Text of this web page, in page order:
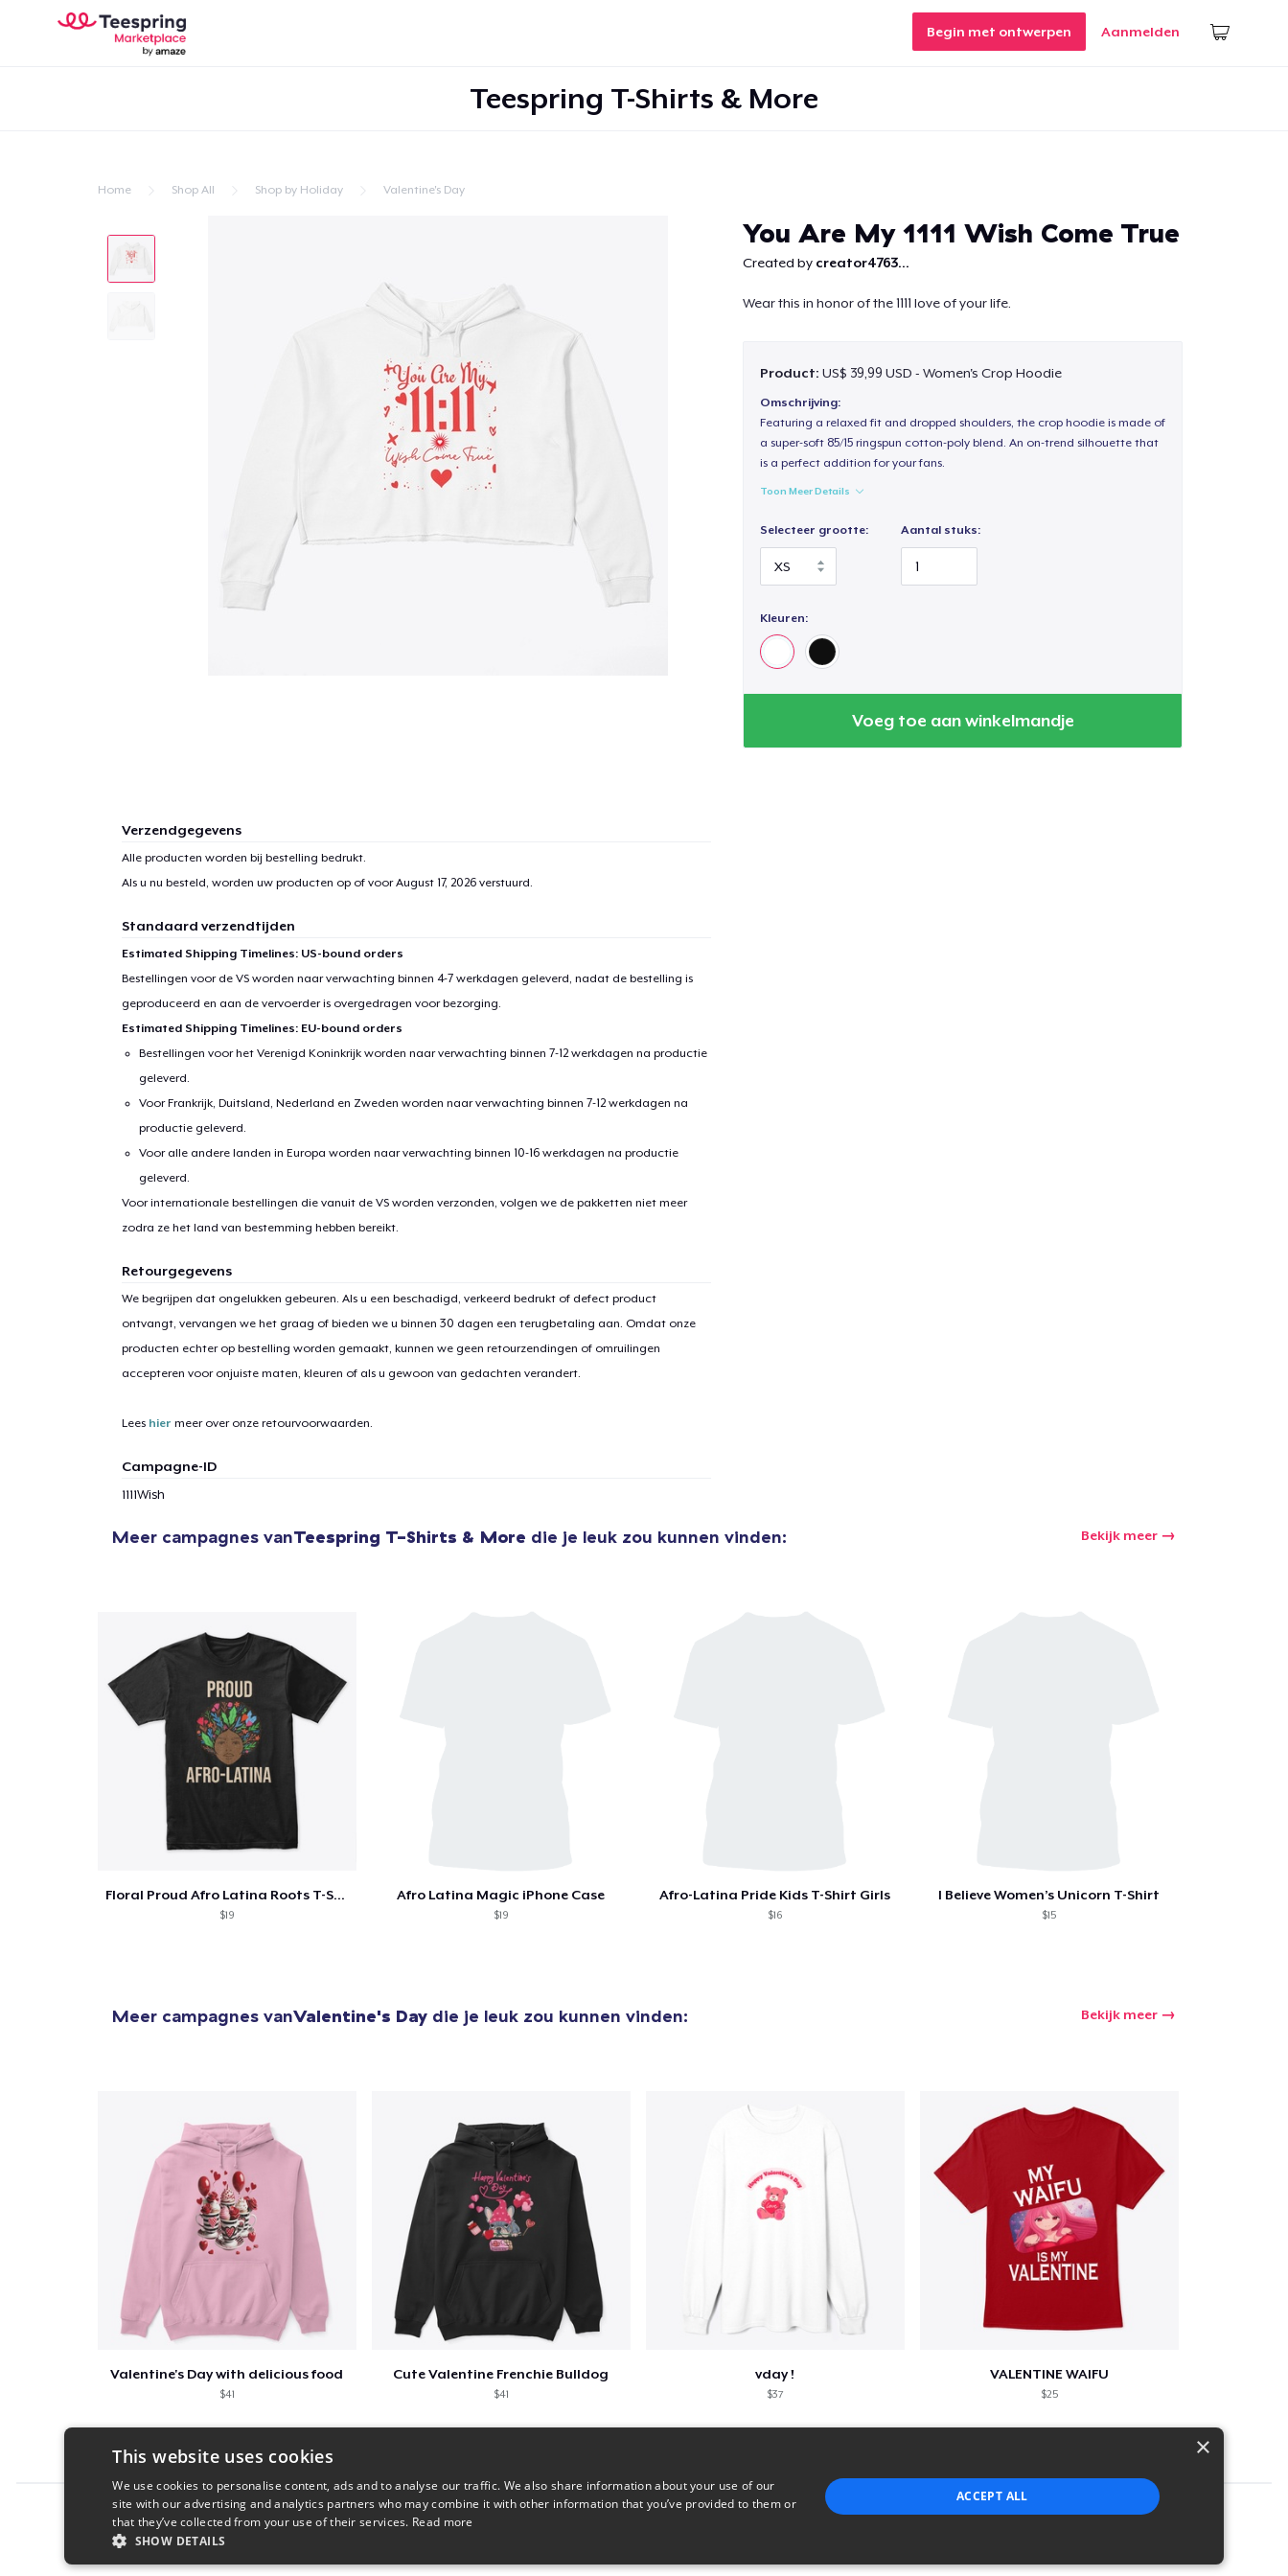
Begin met ontwerpen Aanmelden
Teespring T-Shirts & More
Home Shop All Shop by Holiday Valentine's Day
You Are My 1111 Wish Come True
Created by creator4763...
Wear this in honor of the 1111 love of your life.
Product: US$ 39,99 USD - Women's Crop Hoodie
Omschrijving:
Featuring a relaxed fit and dropped shoulders, the crop hoodie is made of
a super-soft 85/15 ringspun cotton-poly blend. An on-trend silhouette that
is a perfect addition for your fans.
Toon Meer Details
Selecteer grootte: Aantal stuks:
Kleuren:
Voeg toe aan winkelmandje
Verzendgegevens
Alle producten worden bij bestelling bedrukt.
Als u nu besteld, worden uw producten op of voorAugust 17, 2026verstuurd.
Standaard verzendtijden
Estimated Shipping Timelines: US-bound orders
Bestellingen voor de VS worden naar verwachting binnen 4-7 werkdagen geleverd, nadat de bestelling is
geproduceerd en aan de vervoerder is overgedragen voor bezorging.
Estimated Shipping Timelines: EU-bound orders
Bestellingen voor het Verenigd Koninkrijk worden naar verwachting binnen 7-12 werkdagen na productie
geleverd.
Voor Frankrijk, Duitsland, Nederland en Zweden worden naar verwachting binnen 7-12 werkdagen na
productie geleverd.
Voor alle andere landen in Europa worden naar verwachting binnen 10-16 werkdagen na productie
geleverd.
Voor internationale bestellingen die vanuit de VS worden verzonden, volgen we de pakketten niet meer
zodra ze het land van bestemming hebben bereikt.
Retourgegevens
We begrijpen dat ongelukken gebeuren. Als u een beschadigd, verkeerd bedrukt of defect product
ontvangt, vervangen we het graag of bieden we u binnen 30 dagen een terugbetaling aan. Omdat onze
producten echter op bestelling worden gemaakt, kunnen we geen retourzendingen of omruilingen
accepteren voor onjuiste maten, kleuren of als u gewoon van gedachten verandert.
Lees hier meer over onze retourvoorwaarden.
Campagne-ID
1111Wish
Meer campagnes vanTeespring T-Shirts & More die je leuk zou kunnen vinden: Bekijk meer
Floral Proud Afro Latina Roots T-Shirt
$19
Afro Latina Magic iPhone Case
$19
Afro-Latina Pride Kids T-Shirt Girls
$16
I Believe Women’s Unicorn T-Shirt
$15
Meer campagnes vanValentine's Day die je leuk zou kunnen vinden: Bekijk meer
Valentine's Day with delicious food
$41
Cute Valentine Frenchie Bulldog
$41
vday !
$37
VALENTINE WAIFU
$25
Report this product
1item aan winkelwagen toegevoegd
×
This website uses cookies
We use cookies to personalise content, ads and to analyse our traffic. We also share information about your use of our
site with our advertising and analytics partners who may combine it with other information that you’ve provided to them or
that they’ve collected from your use of their services. Read more
SHOW DETAILS
ACCEPT ALL